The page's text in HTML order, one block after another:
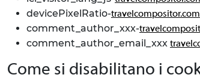
devicePixelRatio-travelcompositor.com
comment_author_xxx-
comment_author_email_xxx
Come si disabilitano i